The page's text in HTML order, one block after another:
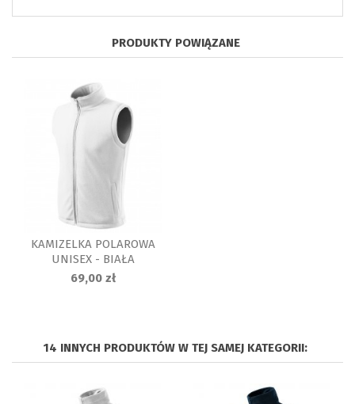
PRODUKTY POWIĄZANE
KAMIZELKA POLAROWA
UNISEX - BIAŁA
69,00 zł
14 INNYCH PRODUKTÓW W TEJ SAMEJ KATEGORII: